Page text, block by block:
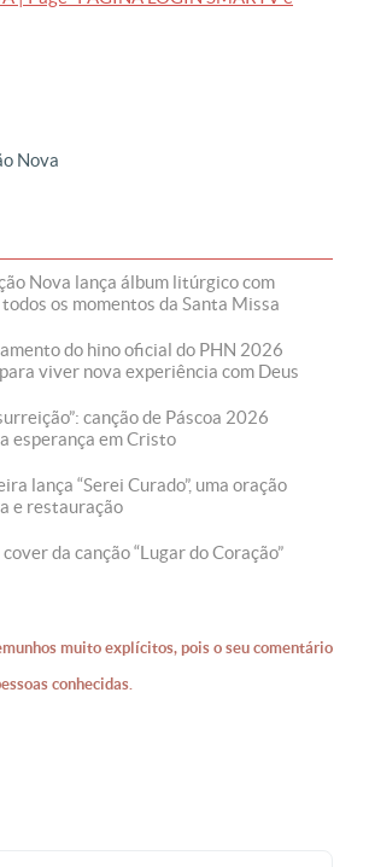
Nova
Nova lança álbum litúrgico com
os momentos da Santa Missa
do hino oficial do PHN 2026
viver nova experiência com Deus
canção de Páscoa 2026
esperança em Cristo
lança “Serei Curado”, uma oração
e restauração
da canção “Lugar do Coração”
muito explícitos, pois o seu comentário
conhecidas.